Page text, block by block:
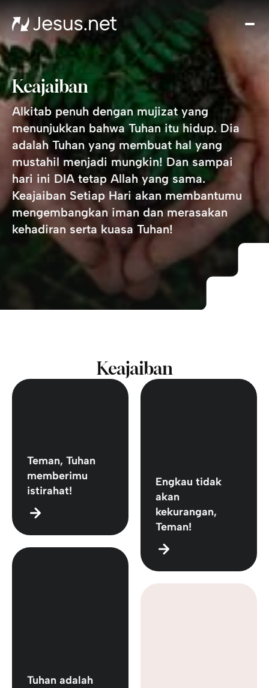
Keajaiban
Alkitab penuh dengan mujizat yang
menunjukkan bahwa Tuhan itu hidup. Dia
adalah Tuhan yang membuat hal yang
mustahil menjadi mungkin! Dan sampai
hari ini DIA tetap Allah yang sama.
Keajaiban Setiap Hari akan membantumu
mengembangkan iman dan merasakan
kehadiran serta kuasa Tuhan!
Keajaiban
Teman, Tuhan
memberimu
istirahat!
Engkau tidak
akan
kekurangan,
Teman!
​Tuhan​ ​adalah​ ​